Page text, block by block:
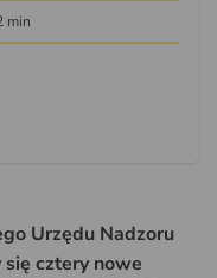
min
Urzędu Nadzoru
cztery nowe